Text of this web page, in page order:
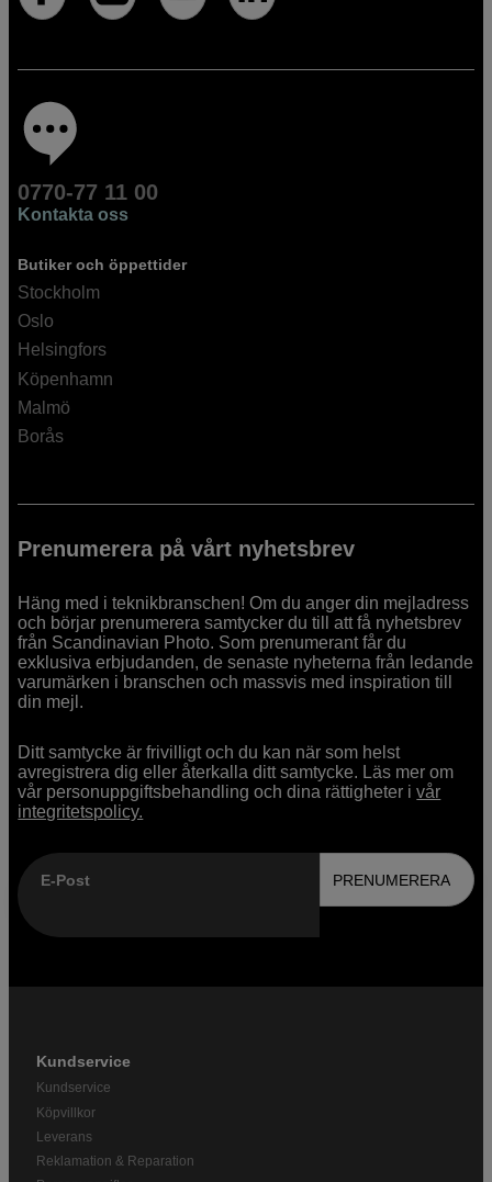
0770-77 11 00
Kontakta oss
Butiker och öppettider
Stockholm
Oslo
Helsingfors
Köpenhamn
Malmö
Borås
Prenumerera på vårt nyhetsbrev
Häng med i teknikbranschen! Om du anger din mejladress
och börjar prenumerera samtycker du till att få nyhetsbrev
från Scandinavian Photo. Som prenumerant får du
exklusiva erbjudanden, de senaste nyheterna från ledande
varumärken i branschen och massvis med inspiration till
din mejl.
Ditt samtycke är frivilligt och du kan när som helst
avregistrera dig eller återkalla ditt samtycke. Läs mer om
vår personuppgiftsbehandling och dina rättigheter ivår
integritetspolicy.
E-Post PRENUMERERA
Kundservice
Kundservice
Köpvillkor
Leverans
Reklamation & Reparation